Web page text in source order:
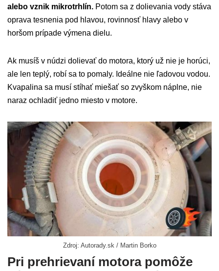
alebo vznik mikrotrhlín. Potom sa z dolievania vody stáva
oprava tesnenia pod hlavou, rovinnosť hlavy alebo v
horšom prípade výmena dielu.
Ak musíš v núdzi dolievať do motora, ktorý už nie je horúci,
ale len teplý, robí sa to pomaly. Ideálne nie ľadovou vodou.
Kvapalina sa musí stíhať miešať so zvyškom náplne, nie
naraz ochladiť jedno miesto v motore.
Zdroj: Autorady.sk / Martin Borko
Pri prehrievaní motora pomôže